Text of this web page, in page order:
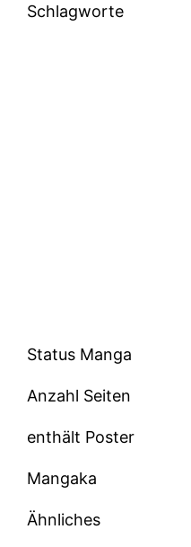
Schlagworte
Status Manga
Anzahl Seiten
enthält Poster
Mangaka
Ähnliches